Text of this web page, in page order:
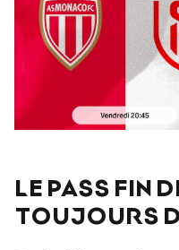
LE PASS FIN
TOUJOURS